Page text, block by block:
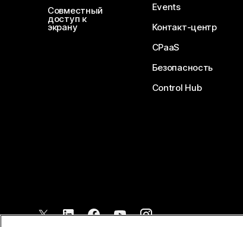
Совместный
доступ к
экрану
Events
Контакт-центр
CPaaS
Безопасность
Control Hub